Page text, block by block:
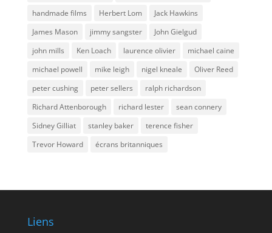
handmade films
Herbert Lom
Jack Hawkins
James Mason
jimmy sangster
John Gielgud
john mills
Ken Loach laurence olivier
michael caine
michael powell
mike leigh nigel kneale
Oliver Reed
peter cushing
peter sellers
ralph richardson
Richard Attenborough
richard lester
sean connery
Sidney Gilliat
stanley baker
terence fisher
Trevor Howard
écrans britanniques
Liens